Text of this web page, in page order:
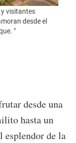
visitantes
desde el
"
desde una
hasta un
esplendor de la